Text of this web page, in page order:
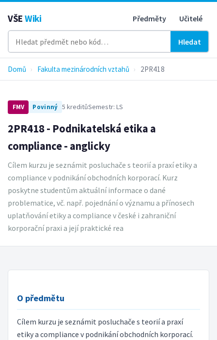
VŠE Wiki Předměty Učitelé
Hledat
Domů › Fakulta mezinárodních vztahů › 2PR418
FMV Povinný 5 kreditůSemestr: LS
2PR418 - Podnikatelská etika a
compliance - anglicky
Cílem kurzu je seznámit posluchače s teorií a praxí etiky a
compliance v podnikání obchodních korporací. Kurz
poskytne studentům aktuální informace o dané
problematice, vč. např. pojednání o významu a přínosech
uplatňování etiky a compliance v české i zahraniční
korporační praxi a její praktické rea
O předmětu
Cílem kurzu je seznámit posluchače s teorií a praxí
etiky a compliance v podnikání obchodních korporací.